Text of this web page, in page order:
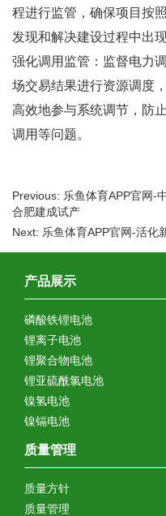
程进行监管，确保项目按
发现和解决建设过程中出现
强化调用监管：监督电力
场交易结果进行资源调度
高效地参与系统调节，防
调用等问题。
Previous: 乐鱼体育APP官网-
合肥建成试产
Next: 乐鱼体育APP官网-活化
产品展示
磷酸铁锂电池
锂离子电池
锂聚合物电池
锂亚硫酰氯电池
镍氢电池
镍镉电池
质量管理
质量方针
质量管理